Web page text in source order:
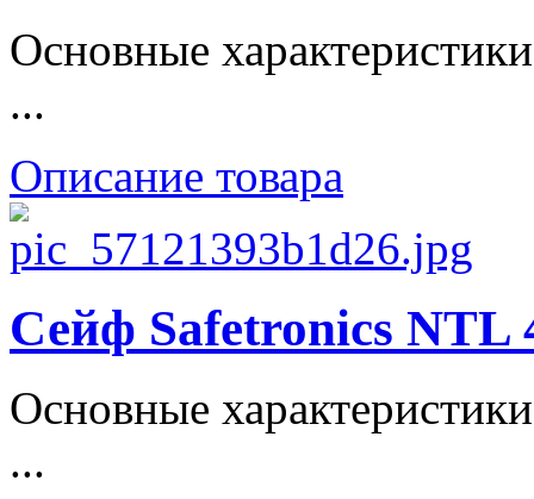
Основные
...
Описание товара
Сейф Safetronics NTL
Основные
...